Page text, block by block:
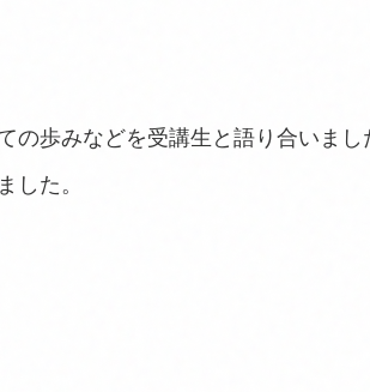
歩みなどを受講生と語り合いま
た。